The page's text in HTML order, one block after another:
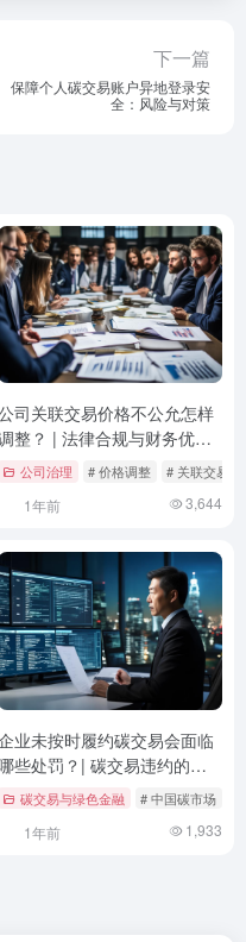
下一篇
保障个人碳交易账户异地登录安
全：风险与对策
保护 # 法律责任
司关联交易价格不公允怎样
整？ | 法律合规与财务优化
的双重路径
公司治理 # 价格调整 # 关联交易
1年前 3,644
私 # 条款解析
业未按时履约碳交易会面临
些处罚？| 碳交易违约的法
律后果与应对策略
碳交易与绿色金融 # 中国碳市场
1年前 1,933